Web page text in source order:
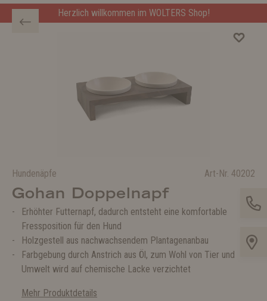
Herzlich willkommen im WOLTERS Shop!
Hundenäpfe Art-Nr. 40202
Gohan Doppelnapf
Erhöhter Futternapf, dadurch entsteht eine komfortable
Fressposition für den Hund
Holzgestell aus nachwachsendem Plantagenanbau
Farbgebung durch Anstrich aus Öl, zum Wohl von Tier und
Umwelt wird auf chemische Lacke verzichtet
Mehr Produktdetails